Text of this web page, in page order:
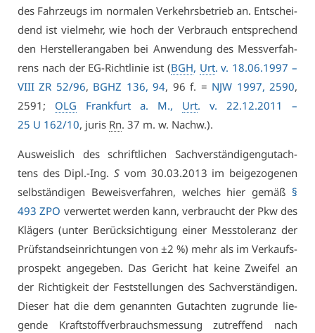
des Fahr­zeugs im nor­ma­len Ver­kehrs­be­trieb an. Ent­schei­
dend ist viel­mehr, wie hoch der Ver­brauch ent­spre­chend
den Her­stel­ler­an­ga­ben bei An­wen­dung des Mess­ver­fah­
rens nach der EG-Richt­li­nie ist (BGH, Urt. v. 18.06.1997 –
VI­II ZR 52/96, BGHZ 136, 94, 96 f. = NJW 1997, 2590,
2591; OLG Frank­furt a. M., Urt. v. 22.12.2011 –
25 U 162/10, ju­ris Rn. 37 m. w. Nachw.).
Aus­weis­lich des schrift­li­chen Sach­ver­stän­di­gen­gut­ach­
tens des Dipl.-Ing.S vom 30.03.2013 im bei­ge­zo­ge­nen
selb­stän­di­gen Be­weis­ver­fah­ren, wel­ches hier ge­mäß §
493 ZPO ver­wer­tet wer­den kann, ver­braucht der Pkw des
Klä­gers (un­ter Be­rück­sich­ti­gung ei­ner Mess­to­le­ranz der
Prüf­stands­ein­rich­tun­gen von ±2 %) mehr als im Ver­kaufs­
pro­spekt an­ge­ge­ben. Das Ge­richt hat kei­ne Zwei­fel an
der Rich­tig­keit der Fest­stel­lun­gen des Sach­ver­stän­di­gen.
Die­ser hat die dem ge­nann­ten Gut­ach­ten zu­grun­de lie­
gen­de Kraft­stoff­ver­brauchs­mes­sung zu­tref­fend nach